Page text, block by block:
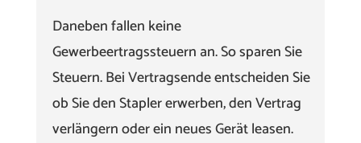
Daneben fallen keine
Gewerbeertragssteuern an. So sparen Sie
Steuern. Bei Vertragsende entscheiden Sie
ob Sie den Stapler erwerben, den Vertrag
verlängern oder ein neues Gerät leasen.